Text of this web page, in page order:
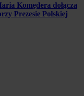
Komędera dołącza
Prezesie Polskiej